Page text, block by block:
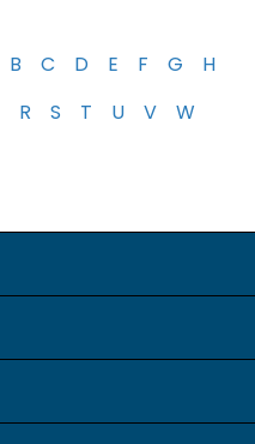
B C D E F G
H
R S T U V
W